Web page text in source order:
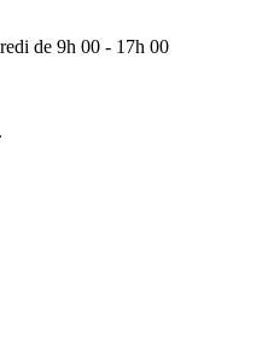
de 9h 00 - 17h 00
.